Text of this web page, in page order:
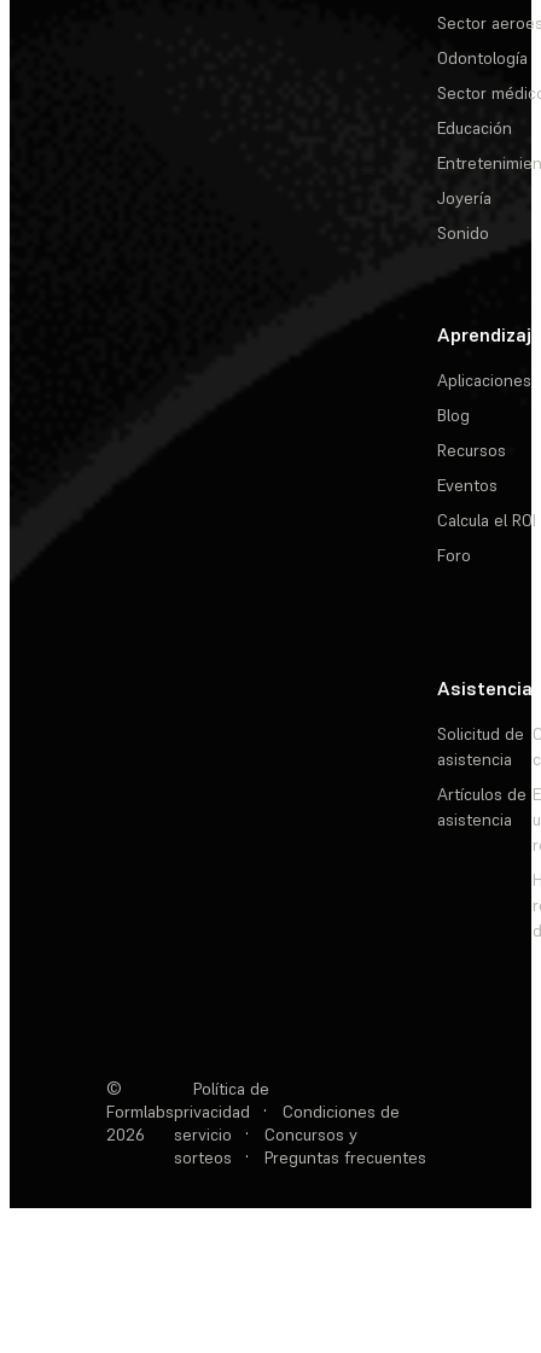
Sector
Odontología
Sector
Educación
Joyería
Sonido
Aprendizaje
Aplicaciones
Blog
Recursos
Eventos
Calcula el ROI
Foro
Asistencia
Solicitud de
asistencia
Artículos de
asistencia
©
Formlabs
2026
Política de
privacidad
·
Condiciones de
servicio
·
Concursos y
sorteos
· Preguntas frecuentes